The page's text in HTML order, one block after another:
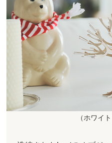
（ホワイ